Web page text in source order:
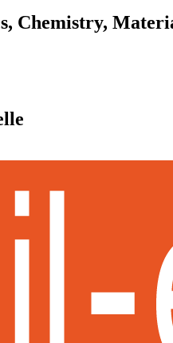
Chemistry,